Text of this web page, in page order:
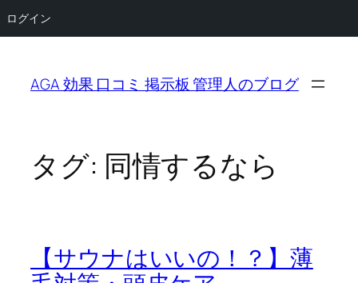
ログイン
AGA 効果 口コミ 掲示板 管理人のブログ
タグ: 同情するなら
【サウナはいいの！？】薄